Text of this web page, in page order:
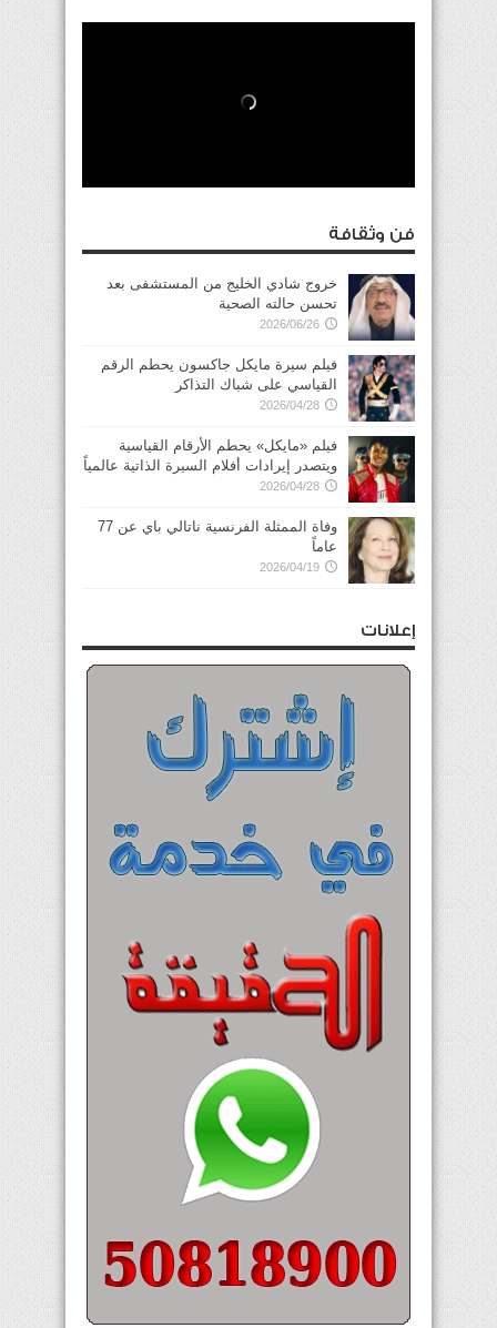
فن وثقافة
خروج شادي الخليج من المستشفى بعد
تحسن حالته الصحية
2026/06/26
فيلم سيرة مايكل جاكسون يحطم الرقم
القياسي على شباك التذاكر
2026/04/28
فيلم «مايكل» يحطم الأرقام القياسية
ويتصدر إيرادات أفلام السيرة الذاتية عالمياً
2026/04/28
وفاة الممثلة الفرنسية ناتالي باي عن 77
عاماً
2026/04/19
إعلانات